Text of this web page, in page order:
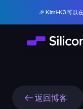
🎉 Kimi-K3 可以
返回博客